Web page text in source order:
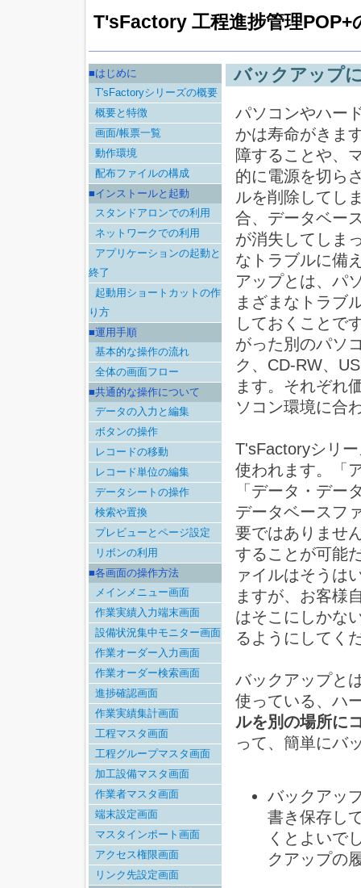
T'sFactory 工程進捗管理POP+
バックアップ
パソコンやハー
かは寿命がきま
障することや、
的に電源を切ら
ルを削除してし
合、データベー
が消失してしま
なトラブルに備
アップとは、パ
まざまなトラブ
しておくことで
がった別のパソ
ク、CD-RW、
ます。それぞれ
ソコン環境に合
T'sFactoryシリ
使われます。「
「データ・デー
データベースフ
要ではありませ
することが可能
ァイルはそうは
ますが、お客様
はそこにしかな
るようにしてく
バックアップと
使っている、ハ
ルを別の場所に
って、簡単にバ
バックアッ
書き保存し
くとよいで
クアップの
■はじめに
T'sFactoryシリーズの概要
概要と特徴
画面/帳票一覧
動作環境
配布ファイルの構成
■インストールと起動
スタンドアロンでの利用
ネットワークでの利用
アプリケーションの起動と
終了
起動用ショートカットの作
り方
■運用手順
基本的な操作の流れ
全体の画面フロー
■共通的な操作について
データの入力と編集
ボタンの操作
レコードの移動
レコード単位の編集
データシートの操作
検索や置換
プレビューとページ設定
リボンの利用
■各画面の操作方法
メインメニュー画面
作業実績入力端末画面
設備状況集中モニター画面
作業オーダー入力画面
作業オーダー検索画面
進捗確認画面
作業実績集計画面
工程マスタ画面
工程グループマスタ画面
加工設備マスタ画面
作業者マスタ画面
端末設定画面
マスタインポート画面
アクセス権限画面
リンク先設定画面